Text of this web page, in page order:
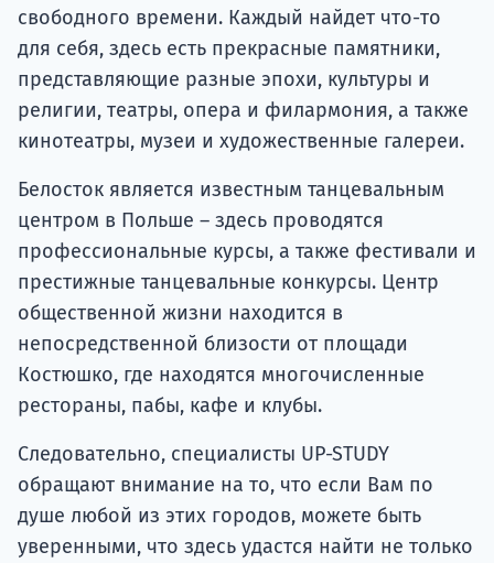
свободного времени. Каждый найдет что-то
для себя, здесь есть прекрасные памятники,
представляющие разные эпохи, культуры и
религии, театры, опера и филармония, а также
кинотеатры, музеи и художественные галереи.
Белосток является известным танцевальным
центром в Польше – здесь проводятся
профессиональные курсы, а также фестивали и
престижные танцевальные конкурсы. Центр
общественной жизни находится в
непосредственной близости от площади
Костюшко, где находятся многочисленные
рестораны, пабы, кафе и клубы.
Следовательно, специалисты UP-STUDY
обращают внимание на то, что если Вам по
душе любой из этих городов, можете быть
уверенными, что здесь удастся найти не только